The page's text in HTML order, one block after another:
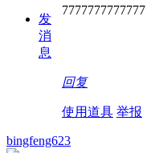
发
消
息
7777777777777
回复
使用道具 举报
bingfeng623